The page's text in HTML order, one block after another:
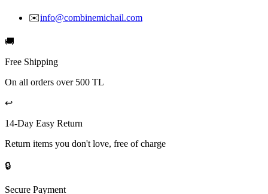
✉️info@combinemichail.com
🚚
Free Shipping
On all orders over 500 TL
↩️
14-Day Easy Return
Return items you don't love, free of charge
🔒
Secure Payment